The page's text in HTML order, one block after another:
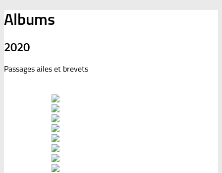
Albums
2020
Passages ailes et brevets